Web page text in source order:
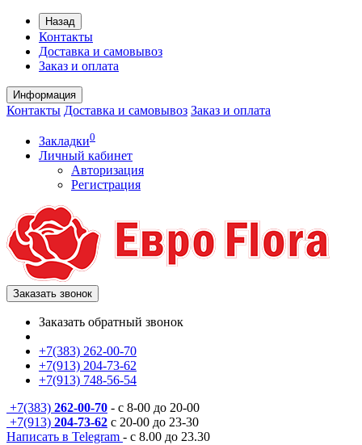
Назад
Контакты
Доставка и самовывоз
Заказ и оплата
Информация
Контакты Доставка и самовывоз Заказ и оплата
Закладки0
Личный кабинет
Авторизация
Регистрация
Заказать звонок
Заказать обратный звонок
+7(383) 262-00-70
+7(913) 204-73-62
+7(913) 748-56-54
+7(383) 262-00-70 - с 8-00 до 20-00
+7(913) 204-73-62 с 20-00 до 23-30
Написать в Telegram - с 8.00 до 23.30